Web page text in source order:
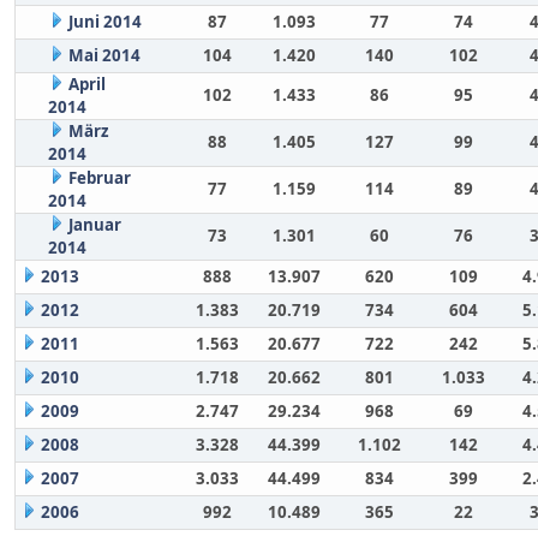
Juni 2014
87 1.093 77 74
Mai 2014
104 1.420 140 102
April
2014
102 1.433 86 95
März
2014
88 1.405 127 99
Februar
2014
77 1.159 114 89
Januar
2014
73 1.301 60 76
2013
888 13.907 620 109
2012
1.383 20.719 734 604
2011
1.563 20.677 722 242
2010
1.718 20.662 801 1.033
2009
2.747 29.234 968 69
2008
3.328 44.399 1.102 142
2007
3.033 44.499 834 399
2006
992 10.489 365 22